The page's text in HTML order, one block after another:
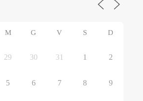
M G V S D
29 30 31 1 2
5 6 7 8 9